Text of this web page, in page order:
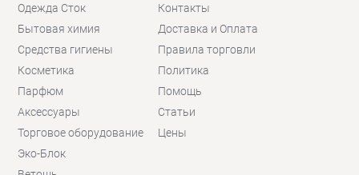
Одежда Сток
Бытовая химия
Средства гигиены
Косметика
Парфюм
Аксессуары
Торговое оборудование
Эко-Блок
Контакты
Доставка и Оплата
Правила торговли
Политика
Помощь
Статьи
Цены